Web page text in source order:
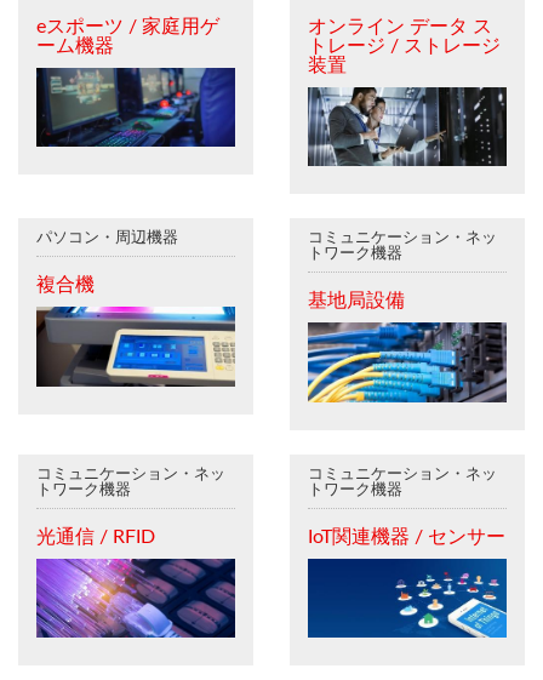
eスポーツ / 家庭用ゲ
ーム機器
オンライン データ ス
トレージ / ストレージ
装置
パソコン・周辺機器
複合機
コミュニケーション・ネッ
トワーク機器
基地局設備
コミュニケーション・ネッ
トワーク機器
光通信 / RFID
コミュニケーション・ネッ
トワーク機器
IoT関連機器 / センサー